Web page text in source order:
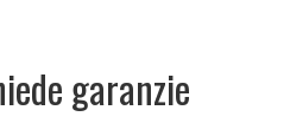
garanzie